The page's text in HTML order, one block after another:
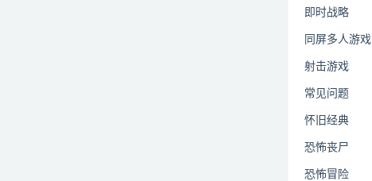
即时战略
同屏多人游戏
射击游戏
常见问题
怀旧经典
恐怖丧尸
恐怖冒险